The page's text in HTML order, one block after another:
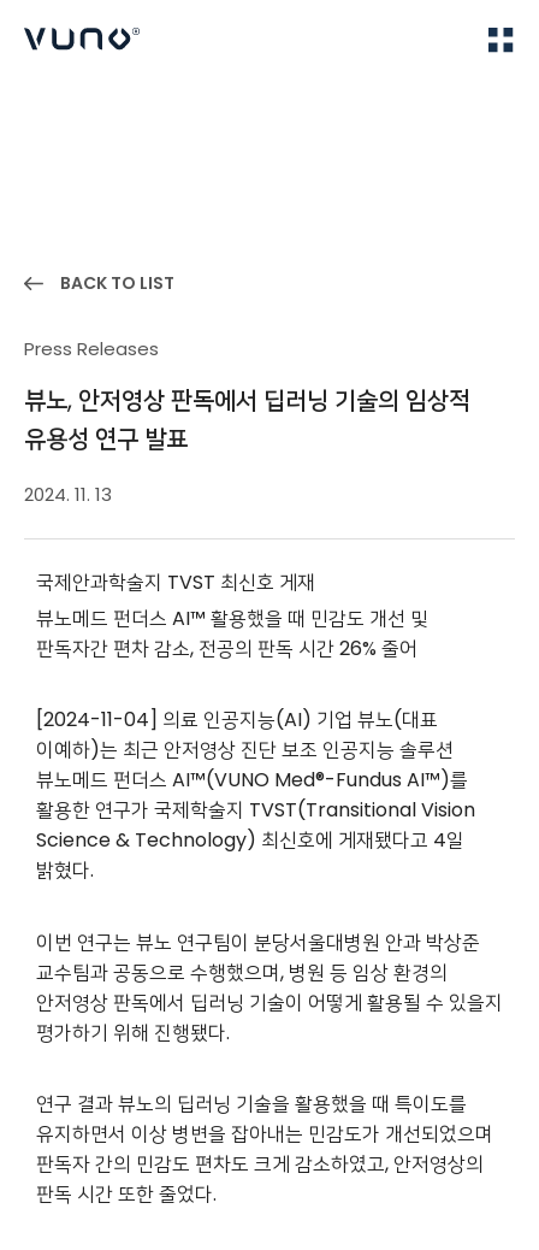
BACK TO LIST
Press Releases
뷰노, 안저영상 판독에서 딥러닝 기술의 임상적
유용성 연구 발표
2024. 11. 13
국제안과학술지 TVST 최신호 게재
뷰노메드 펀더스 AI™ 활용했을 때 민감도 개선 및
판독자간 편차 감소, 전공의 판독 시간 26% 줄어
[2024-11-04] 의료 인공지능(AI) 기업 뷰노(대표
이예하)는 최근 안저영상 진단 보조 인공지능 솔루션
뷰노메드 펀더스 AI™(VUNO Med®-Fundus AI™)를
활용한 연구가 국제학술지 TVST(Transitional Vision
Science & Technology) 최신호에 게재됐다고 4일
밝혔다.
이번 연구는 뷰노 연구팀이 분당서울대병원 안과 박상준
교수팀과 공동으로 수행했으며, 병원 등 임상 환경의
안저영상 판독에서 딥러닝 기술이 어떻게 활용될 수 있을지
평가하기 위해 진행됐다.
연구 결과 뷰노의 딥러닝 기술을 활용했을 때 특이도를
유지하면서 이상 병변을 잡아내는 민감도가 개선되었으며
판독자 간의 민감도 편차도 크게 감소하였고, 안저영상의
판독 시간 또한 줄었다.